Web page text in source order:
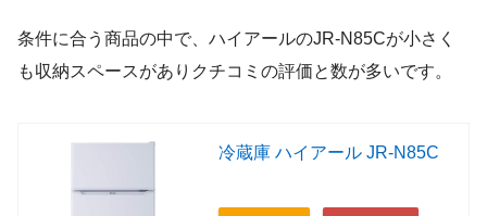
条件に合う商品の中で、ハイアールのJR-N85Cが小さく
も収納スペースがありクチコミの評価と数が多いです。
冷蔵庫 ハイアール JR-N85C